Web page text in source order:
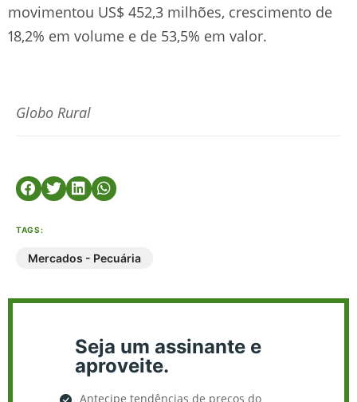
movimentou US$ 452,3 milhões, crescimento de
18,2% em volume e de 53,5% em valor.
Globo Rural
TAGS:
Mercados - Pecuária
Seja um assinante e
aproveite.
Antecipe tendências de preços do